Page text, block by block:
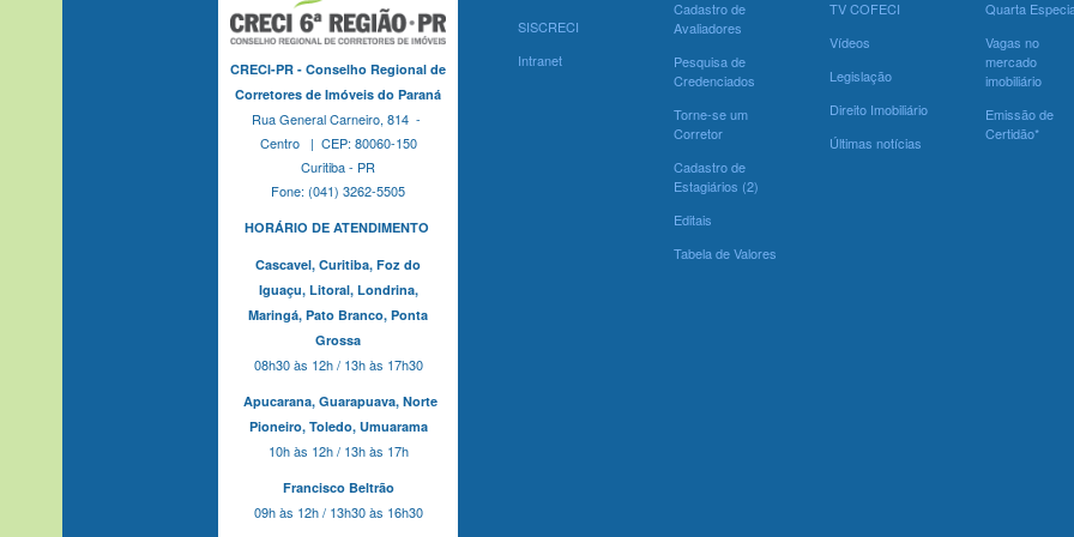
CRECI-PR - Conselho Regional de
Corretores de Imóveis do Paraná
Rua General Carneiro, 814 -
Centro | CEP: 80060-150
Curitiba - PR
Fone: (041) 3262-5505
HORÁRIO DE ATENDIMENTO
Cascavel, Curitiba, Foz do
Iguaçu, Litoral, Londrina,
Maringá, Pato Branco, Ponta
Grossa
08h30 às 12h / 13h às 17h30
Apucarana, Guarapuava, Norte
Pioneiro, Toledo, Umuarama
10h às 12h / 13h às 17h
Francisco Beltrão
09h às 12h / 13h30 às 16h30
SISCRECI
Intranet
Cadastro de
Avaliadores
Pesquisa de
Credenciados
Torne-se um
Corretor
Cadastro de
Estagiários (2)
Editais
Tabela de Valores
TV COFECI
Vídeos
Legislação
Direito Imobiliário
Últimas notícias
Quarta
Vagas no
mercado
imobiliário
Emissão de
Certidão*